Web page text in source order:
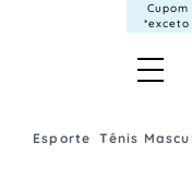
Cupom
Esporte Tênis